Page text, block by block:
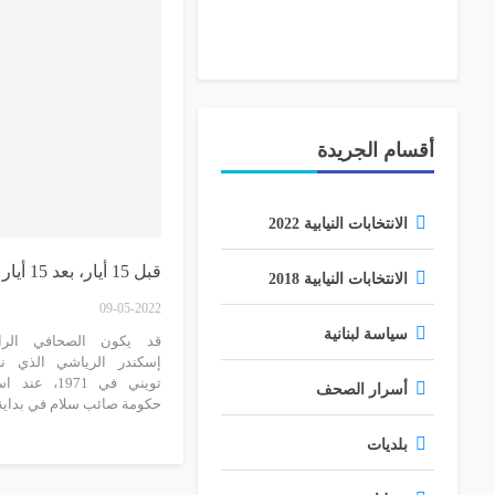
قبل 15 أيار، بعد 15 أيار
09-05-2022
قد يكون الصحافي
إسكندر الرياشي
تويني في
حكومة صائب سلام في
أقسام الجريدة
الانتخابات النيابية 2022
الانتخابات النيابية 2018
سياسة لبنانية
أسرار الصحف
بلديات